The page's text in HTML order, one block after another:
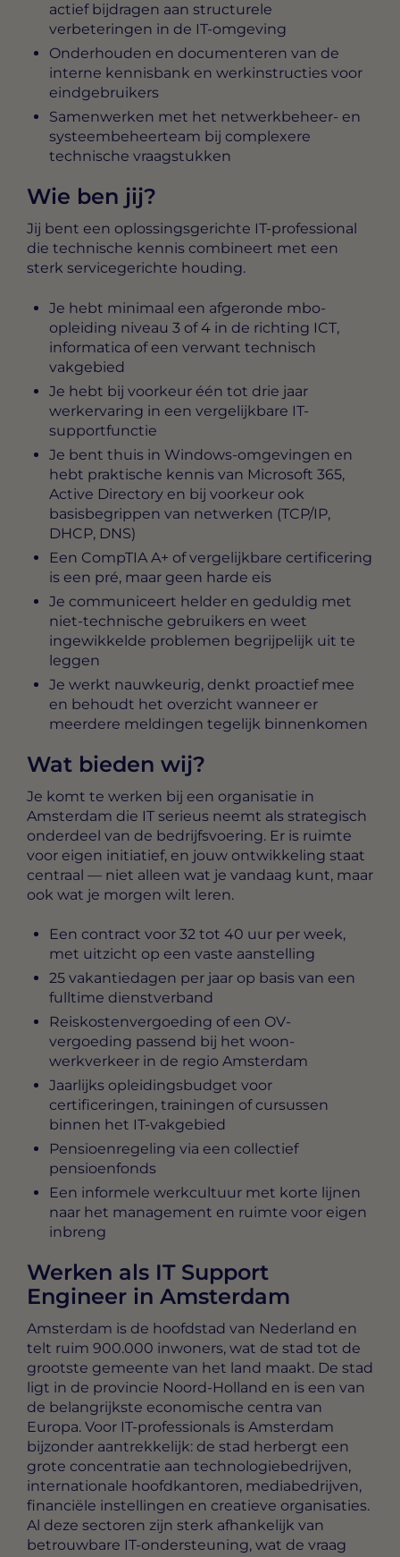
actief bijdragen aan structurele
verbeteringen in de IT-omgeving
Onderhouden en documenteren van de
interne kennisbank en werkinstructies voor
eindgebruikers
Samenwerken met het netwerkbeheer- en
systeembeheerteam bij complexere
technische vraagstukken
Wie ben jij?
Jij bent een oplossingsgerichte IT-professional
die technische kennis combineert met een
sterk servicegerichte houding.
Je hebt minimaal een afgeronde mbo-
opleiding niveau 3 of 4 in de richting ICT,
informatica of een verwant technisch
vakgebied
Je hebt bij voorkeur één tot drie jaar
werkervaring in een vergelijkbare IT-
supportfunctie
Je bent thuis in Windows-omgevingen en
hebt praktische kennis van Microsoft 365,
Active Directory en bij voorkeur ook
basisbegrippen van netwerken (TCP/IP,
DHCP, DNS)
Een CompTIA A+ of vergelijkbare certificering
is een pré, maar geen harde eis
Je communiceert helder en geduldig met
niet-technische gebruikers en weet
ingewikkelde problemen begrijpelijk uit te
leggen
Je werkt nauwkeurig, denkt proactief mee
en behoudt het overzicht wanneer er
meerdere meldingen tegelijk binnenkomen
Wat bieden wij?
Je komt te werken bij een organisatie in
Amsterdam die IT serieus neemt als strategisch
onderdeel van de bedrijfsvoering. Er is ruimte
voor eigen initiatief, en jouw ontwikkeling staat
centraal — niet alleen wat je vandaag kunt, maar
ook wat je morgen wilt leren.
Een contract voor 32 tot 40 uur per week,
met uitzicht op een vaste aanstelling
25 vakantiedagen per jaar op basis van een
fulltime dienstverband
Reiskostenvergoeding of een OV-
vergoeding passend bij het woon-
werkverkeer in de regio Amsterdam
Jaarlijks opleidingsbudget voor
certificeringen, trainingen of cursussen
binnen het IT-vakgebied
Pensioenregeling via een collectief
pensioenfonds
Een informele werkcultuur met korte lijnen
naar het management en ruimte voor eigen
inbreng
Werken als IT Support
Engineer in Amsterdam
Amsterdam is de hoofdstad van Nederland en
telt ruim 900.000 inwoners, wat de stad tot de
grootste gemeente van het land maakt. De stad
ligt in de provincie Noord-Holland en is een van
de belangrijkste economische centra van
Europa. Voor IT-professionals is Amsterdam
bijzonder aantrekkelijk: de stad herbergt een
grote concentratie aan technologiebedrijven,
internationale hoofdkantoren, mediabedrijven,
financiële instellingen en creatieve organisaties.
Al deze sectoren zijn sterk afhankelijk van
betrouwbare IT-ondersteuning, wat de vraag